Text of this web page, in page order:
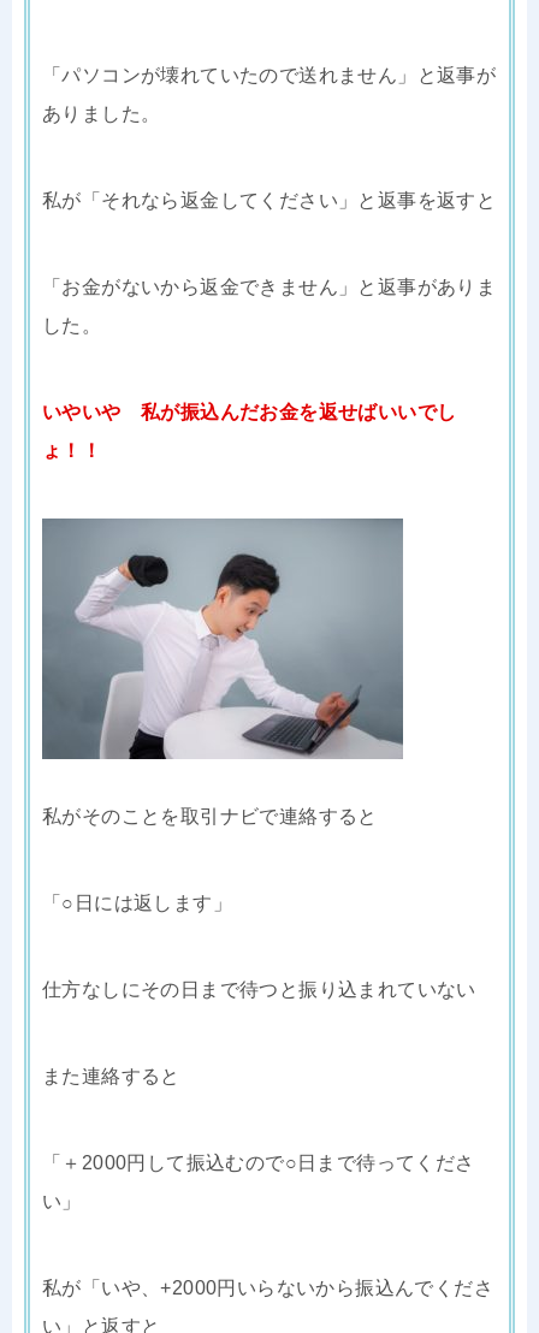
「パソコンが壊れていたので送れません」と返事が
ありました。
私が「それなら返金してください」と返事を返すと
「お金がないから返金できません」と返事がありま
した。
いやいや 私が振込んだお金を返せばいいでし
ょ！！
私がそのことを取引ナビで連絡すると
「○日には返します」
仕方なしにその日まで待つと振り込まれていない
また連絡すると
「＋2000円して振込むので○日まで待ってくださ
い」
私が「いや、+2000円いらないから振込んでくださ
い」と返すと